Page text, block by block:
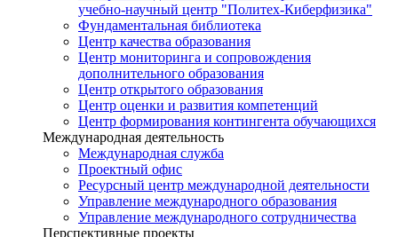
учебно-научный центр "Политех-Киберфизика"
Фундаментальная библиотека
Центр качества образования
Центр мониторинга и сопровождения
дополнительного образования
Центр открытого образования
Центр оценки и развития компетенций
Центр формирования контингента обучающихся
Международная деятельность
Международная служба
Проектный офис
Ресурсный центр международной деятельности
Управление международного образования
Управление международного сотрудничества
Перспективные проекты